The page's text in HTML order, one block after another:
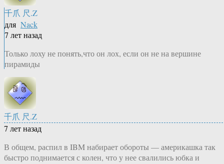
千爪 尺.Z
для Nack
7 лет назад
Только лоху не понять,что он лох, если он не на вершине
пирамиды
千爪 尺.Z
7 лет назад
В общем, распил в IBM набирает обороты — америкашка так
быстро поднимается с колен, что у нее свалились юбка и